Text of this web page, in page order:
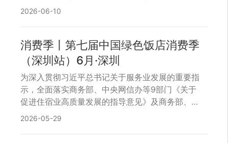
中国绿色饭店消费季（山东站）”定于7月初在泰安
2026-06-10
消费季丨第七届中国绿色饭店消费季
（深圳站）6月·深圳
为深入贯彻习近平总书记关于服务业发展的重要指
示，全面落实商务部、中央网信办等9部门《关于
促进住宿业高质量发展的指导意见》及商务部、国
家发展改革委等9部门《关于实施绿色消费推进行
2026-05-29